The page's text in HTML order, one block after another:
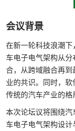
会议背景
在新一轮科技浪潮
车电子电气架构从
合，从跨域融合再
业的共识。同时，软
传统的汽车产业的格
本次论坛议将围绕
车电子电气架构设